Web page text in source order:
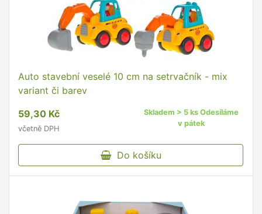
Auto stavební veselé 10 cm na setrvačník - mix
variant či barev
59,30 Kč
včetně DPH
Skladem > 5 ks Odesíláme
v pátek
Do košíku